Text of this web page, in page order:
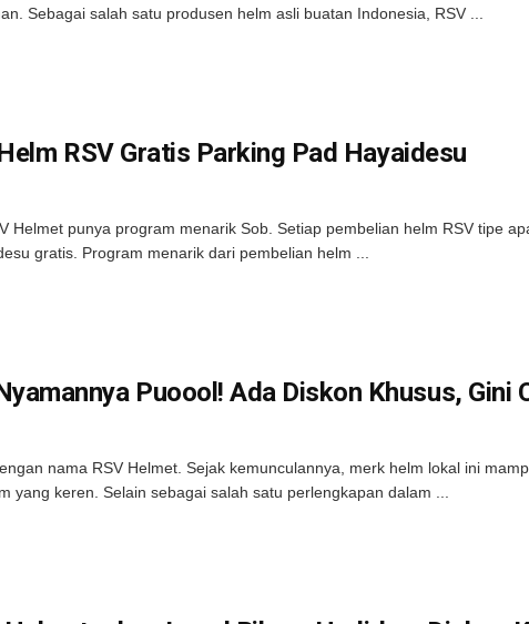
Sebagai salah satu produsen helm asli buatan Indonesia, RSV ...
RSV Gratis Parking Pad Hayaidesu
Helmet punya program menarik Sob. Setiap pembelian helm RSV tipe
gratis. Program menarik dari pembelian helm ...
Puoool! Ada Diskon Khusus, Gini
nama RSV Helmet. Sejak kemunculannya, merk helm lokal ini
yang keren. Selain sebagai salah satu perlengkapan dalam ...